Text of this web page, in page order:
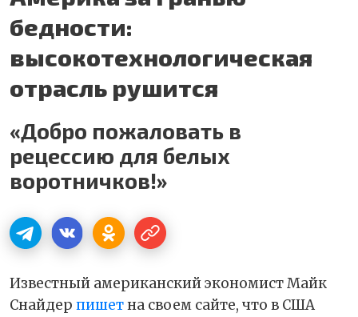
бедности:
высокотехнологическая
отрасль рушится
«Добро пожаловать в
рецессию для белых
воротничков!»
Известный американский экономист Майк
Снайдер пишетна своем сайте, что в США